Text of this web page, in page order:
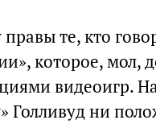
те, кто
которое, мол,
видеоигр.
Голливуд ни